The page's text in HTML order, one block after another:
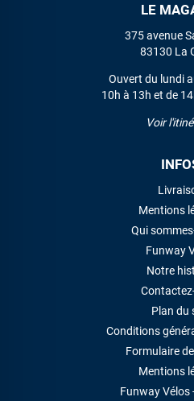
LE
375 avenue
83130 La
Ouvert du lundi
10h à 13h et de
Voir
Mentions
Qui
Funway
Notre
Plan du
Conditions
Formulaire
Mentions
Funway Vélos